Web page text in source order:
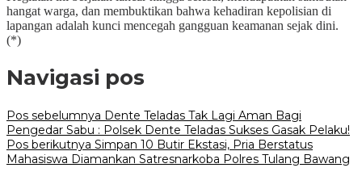
hangat warga, dan membuktikan bahwa kehadiran kepolisian di
lapangan adalah kunci mencegah gangguan keamanan sejak dini.
(*)
Navigasi pos
Pos sebelumnya Dente Teladas Tak Lagi Aman Bagi
Pengedar Sabu : Polsek Dente Teladas Sukses Gasak Pelaku!
Pos berikutnya Simpan 10 Butir Ekstasi, Pria Berstatus
Mahasiswa Diamankan Satresnarkoba Polres Tulang Bawang